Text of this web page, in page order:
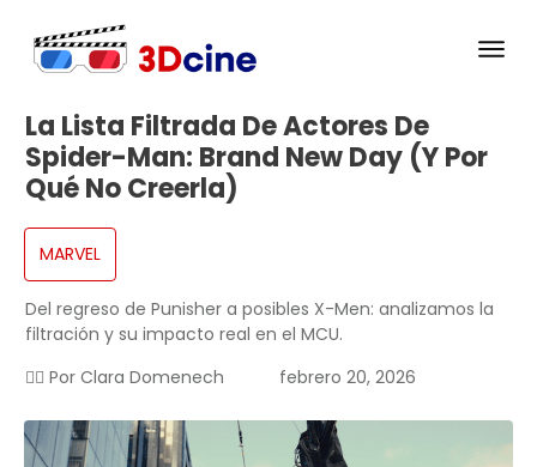
La Lista Filtrada De Actores De
Spider-Man: Brand New Day (y Por
Qué No Creerla)
MARVEL
Del regreso de Punisher a posibles X-Men: analizamos la
filtración y su impacto real en el MCU.
✍🏻 Por Clara Domenech febrero 20, 2026